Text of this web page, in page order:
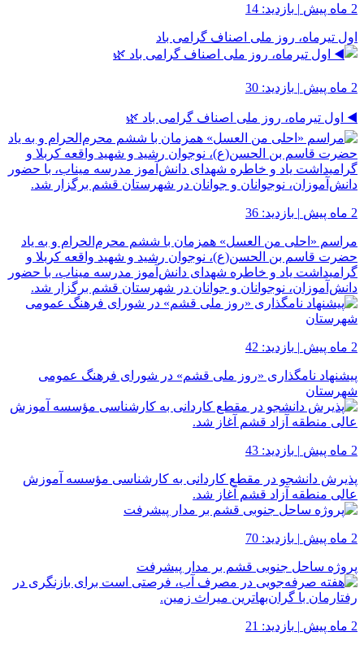
2 ماه پیش | بازدید: 14
اول تیرماه، روز ملی اصناف گرامی باد
2 ماه پیش | بازدید: 30
◀️ اول تیرماه، روز ملی اصناف گرامی باد 🌿
2 ماه پیش | بازدید: 36
مراسم «احلی من العسل» همزمان با ششم محرم‌الحرام و به یاد
حضرت قاسم بن الحسن(ع)، نوجوان رشید و شهید واقعه کربلا و
گرامیداشت یاد و خاطره شهدای دانش‌آموز مدرسه میناب، با حضور
دانش‌آموزان، نوجوانان و جوانان در شهرستان قشم برگزار شد.
2 ماه پیش | بازدید: 42
پیشنهاد نامگذاری «روز ملی قشم» در شورای فرهنگ عمومی
شهرستان
2 ماه پیش | بازدید: 43
پذیرش دانشجو در مقطع کاردانی به کارشناسی مؤسسه آموزش
عالی منطقه آزاد قشم آغاز شد.
2 ماه پیش | بازدید: 70
پروژه ساحل جنوبی قشم بر مدار پیشرفت
2 ماه پیش | بازدید: 21